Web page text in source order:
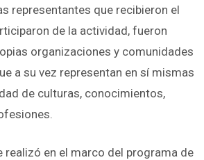
representantes que recibieron el
de la actividad, fueron
organizaciones y comunidades
a su vez representan en sí mismas
de culturas, conocimientos,
realizó en el marco del programa de